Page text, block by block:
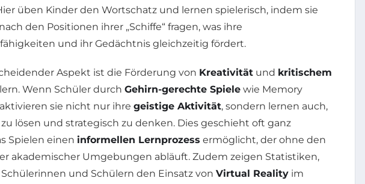
üben Kinder den Wortschatz und lernen spielerisch, indem sie
den Positionen ihrer „Schiffe“ fragen, was ihre
und ihr Gedächtnis gleichzeitig fördert.
Aspekt ist die Förderung von Kreativität und kritischem
Wenn Schüler durch Gehirn-gerechte Spiele wie Memory
sie nicht nur ihre geistige Aktivität, sondern lernen auch,
lösen und strategisch zu denken. Dies geschieht oft ganz
Spielen einen informellen Lernprozess ermöglicht, der ohne den
akademischer Umgebungen abläuft. Zudem zeigen Statistiken,
und Schülern den Einsatz von Virtual Reality im